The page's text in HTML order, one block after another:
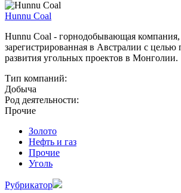
Hunnu Coal
Hunnu Coal - горнодобывающая компания,
зарегистрированная в Австралии с целью
развития угольных проектов в Монголии.
Тип компаний:
Добыча
Род деятельности:
Прочие
Золото
Нефть и газ
Прочие
Уголь
Рубрикатор